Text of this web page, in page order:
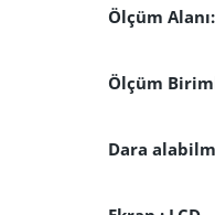
Ölçüm
Ölçüm
Dara